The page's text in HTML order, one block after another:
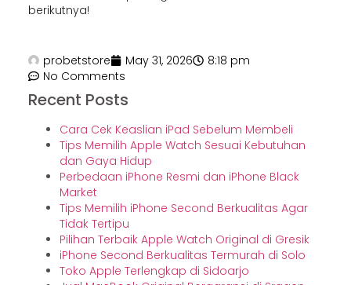
berikutnya!
probetstore May 31, 2026
8:18 pm
No Comments
Recent Posts
Cara Cek Keaslian iPad Sebelum Membeli
Tips Memilih Apple Watch Sesuai Kebutuhan
dan Gaya Hidup
Perbedaan iPhone Resmi dan iPhone Black
Market
Tips Memilih iPhone Second Berkualitas Agar
Tidak Tertipu
Pilihan Terbaik Apple Watch Original di Gresik
iPhone Second Berkualitas Termurah di Solo
Toko Apple Terlengkap di Sidoarjo